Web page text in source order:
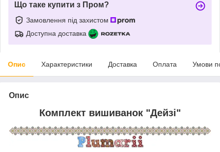
Що таке купити з Пром?
Замовлення під захистом
Доступна доставка
Опис Характеристики Доставка Оплата Умови
Опис
Комплект вишиванок "Дейзі"